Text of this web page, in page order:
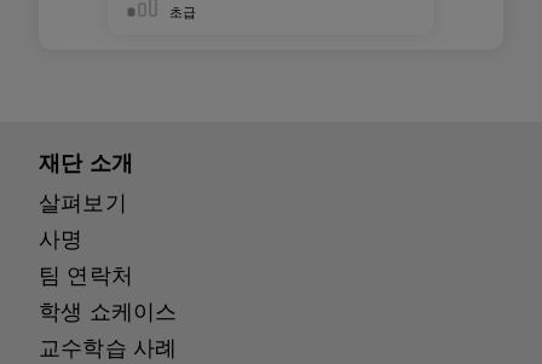
초급
재단 소개
살펴보기
사명
팀 연락처
학생 쇼케이스
교수학습 사례